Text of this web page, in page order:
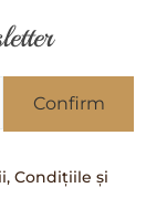
Condițiile și